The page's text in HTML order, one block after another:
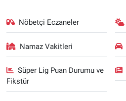
Nöbetçi Eczaneler
Namaz Vakitleri
Süper Lig Puan Durumu ve
Fikstür